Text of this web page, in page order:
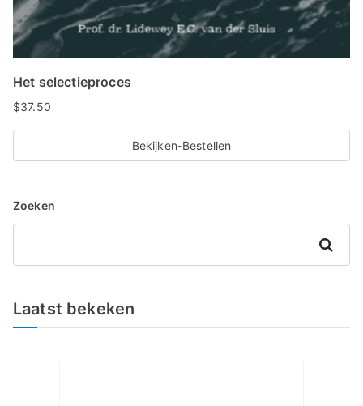
Het selectieproces
$37.50
Bekijken-Bestellen
Zoeken
Zoeken
Laatst bekeken